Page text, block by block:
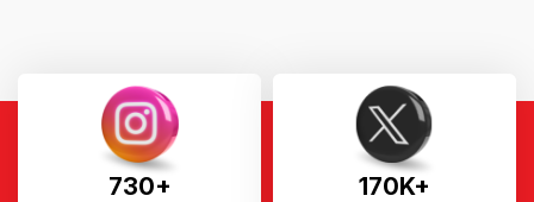
730+ 170K+